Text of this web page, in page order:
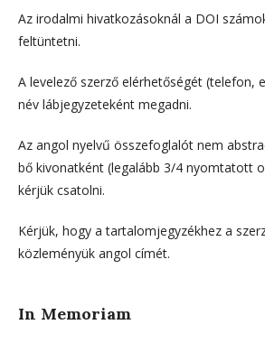
Az irodalmi hivatkozásoknál a DOI
feltüntetni.
A levelező szerző elérhetőségét (telefon,
név lábjegyzeteként megadni.
Az angol nyelvű összefoglalót nem
bő kivonatként (legalább 3/4 nyomtatott
kérjük csatolni.
Kérjük, hogy a tartalomjegyzékhez a
közleményük angol címét.
In Memoriam